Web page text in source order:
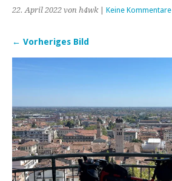
22. April 2022 von h4wk| Keine Kommentare
← Vorheriges Bild